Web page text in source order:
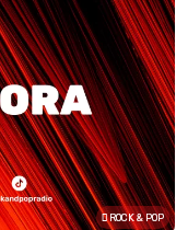
ROCK & POP